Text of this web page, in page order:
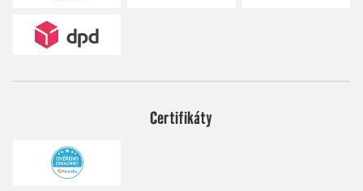
Certifikáty